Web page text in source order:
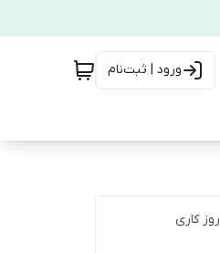
ورود | ثبت‌نام
روز کاری